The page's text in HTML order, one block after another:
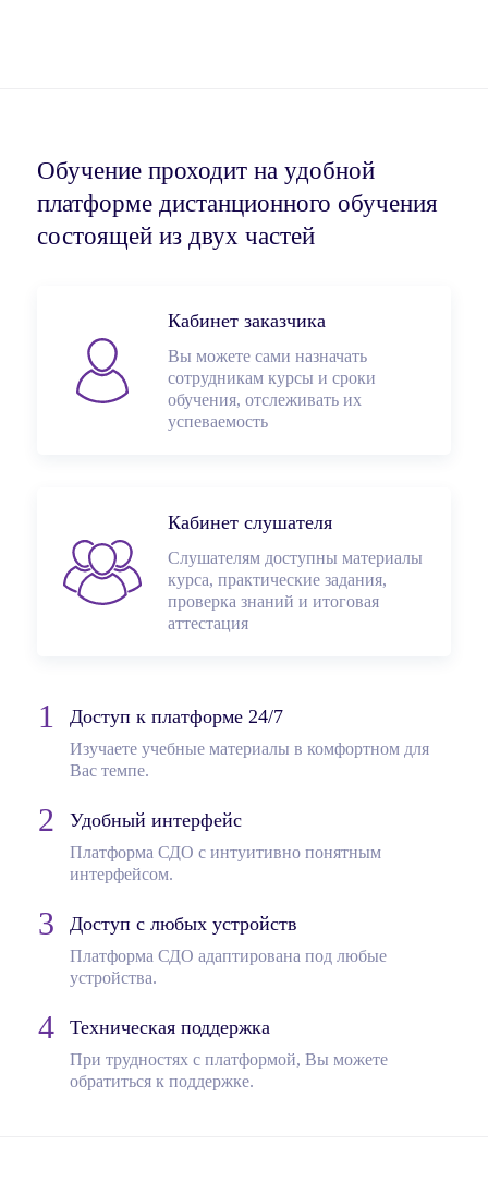
Обучение проходит на удобной
платформе дистанционного обучения
состоящей из двух частей
Кабинет заказчика
Вы можете сами назначать
сотрудникам курсы и сроки
обучения, отслеживать их
успеваемость
Кабинет слушателя
Слушателям доступны материалы
курса, практические задания,
проверка знаний и итоговая
аттестация
Доступ к платформе 24/7
Изучаете учебные материалы в комфортном для
Вас темпе.
Удобный интерфейс
Платформа СДО с интуитивно понятным
интерфейсом.
Доступ с любых устройств
Платформа СДО адаптирована под любые
устройства.
Техническая поддержка
При трудностях с платформой, Вы можете
обратиться к поддержке.